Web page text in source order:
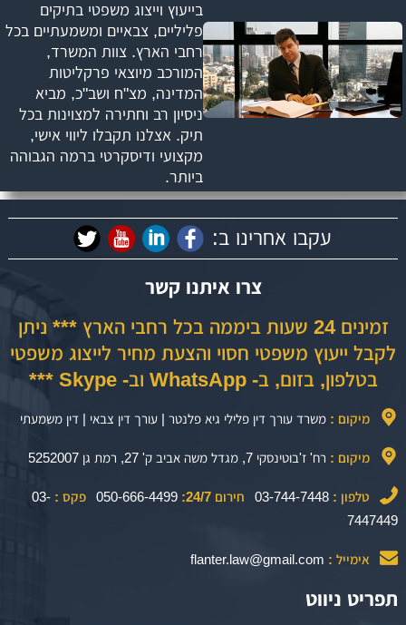
בייעוץ וייצוג משפטי בתיקים
פליליים, צבאיים ומשמעתיים בכל
רחבי הארץ. צוות המשרד,
המורכב מיוצאי פרקליטות
המדינה, מצ"ח ושב"כ, מביא
ניסיון רב וחתירה למצוינות בכל
תיק. אצלנו תקבלו ליווי אישי,
מקצועי ודיסקרטי ברמה הגבוהה
ביותר.
עקבו אחרינו ב:
צרו איתנו קשר
זמינים 24 שעות ביממה בכל רחבי הארץ *** ניתן
לקבל ייעוץ משפטי חסוי והצעת מחיר לייצוג משפטי
בטלפון, בזום, ב- WhatsApp וב- Skype ***
מיקום : משרד עורך דין פלילי גיא פלנטר | עורך דין צבאי | דין משמעתי
מיקום : רח' ז'בוטינסקי 7, מגדל משה אביב ק' 27, רמת גן 5252007
טלפון : 03-744-7448 חירום 24/7: 050-666-4499 פקס : 03-
7447449
אימייל : flanter.law@gmail.com
תפריט ניווט